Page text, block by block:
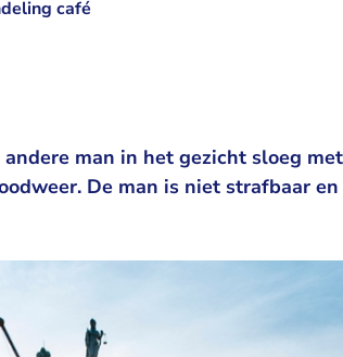
café
man in het gezicht sloeg
De man is niet strafbaar